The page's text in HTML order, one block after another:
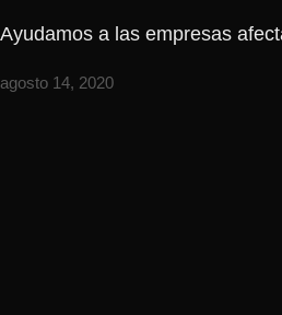
Ayudamos a las empresas
agosto 14, 2020